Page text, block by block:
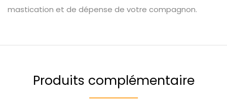
mastication et de dépense de votre compagnon.
Produits complémentaire